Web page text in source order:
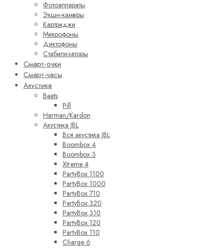
Фотоаппараты
Экшн-камеры
Картриджи
Микрофоны
Диктофоны
Стабилизаторы
Смарт-очки
Смарт-часы
Акустика
Beats
Pill
Harman/Kardon
Акустика JBL
Вся акустика JBL
Boombox 4
Boombox 3
Xtreme 4
PartyBox 1100
PartyBox 1000
PartyBox 710
PartyBox 320
PartyBox 310
PartyBox 120
PartyBox 110
Charge 6